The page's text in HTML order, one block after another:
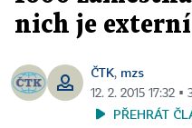
nich je
ČTK, mzs
12. 2. 2015 17:32
PŘEHRÁT